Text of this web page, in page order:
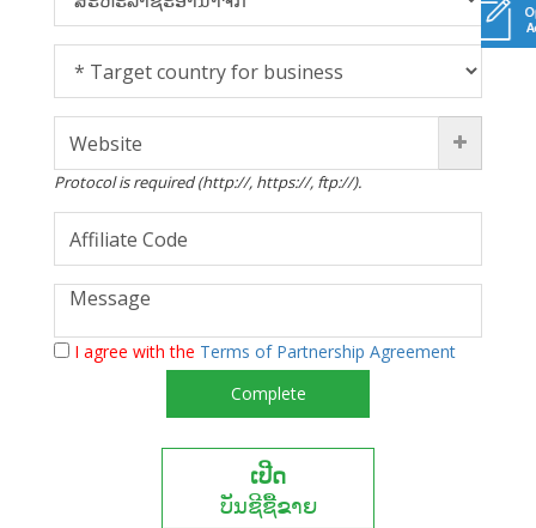
Protocol is required (http://, https://, ftp://).
I agree with the Terms of Partnership Agreement
Complete
ເປີດ
ບັນຊີຊື້ຂາຍ